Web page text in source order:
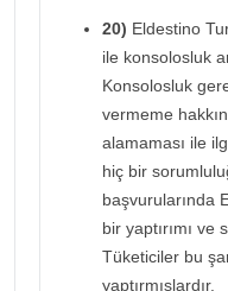
20) Eldestino
ile konsolosluk
Konsolosluk
vermeme
alamaması ile
hiç bir
başvurularında
bir yaptırımı ve
Tüketiciler bu
yaptırmışlardır.